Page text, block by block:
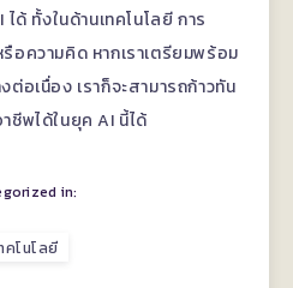
ด้ ทั้งในด้านเทคโนโลยี การ
อความคิด หากเราเตรียมพร้อม
อเนื่อง เราก็จะสามารถก้าวทัน
ชีพได้ในยุค AI นี้ได้
in:
คโนโลยี